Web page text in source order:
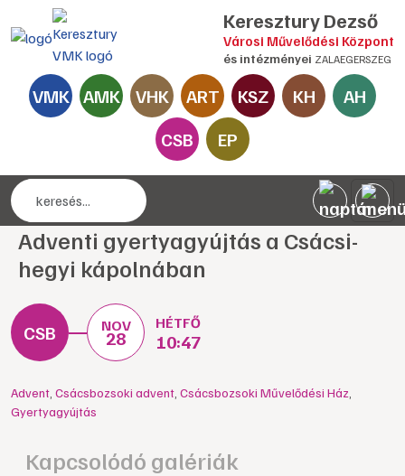
Keresztury Dezső
Városi Művelődési Központ
és intézményei ZALAEGERSZEG
VMK AMK VHK ART KSZ KH
AH
CSB
EP
Adventi gyertyagyújtás a Csácsi-
hegyi kápolnában
NOV
28
HÉTFŐ
10:47
Advent Csácsbozsoki advent Csácsbozsoki Művelődési Ház
Gyertyagyújtás
Kapcsolódó galériák